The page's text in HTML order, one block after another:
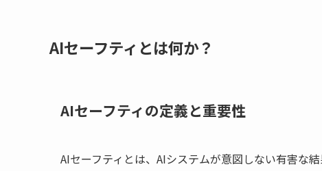
AIセーフティとは何か？
AIセーフティの定義と重要性
AIセーフティとは、AIシステムが意図しない有害な